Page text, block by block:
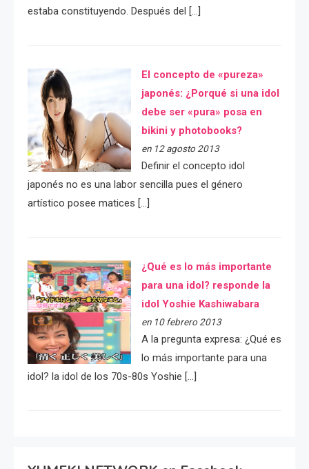
estaba constituyendo. Después del […]
El concepto de «pureza»
japonés: ¿Porqué si una idol
debe ser «pura» posa en
bikini y photobooks?
en 12 agosto 2013
Definir el concepto idol
japonés no es una labor sencilla pues el género
artístico posee matices […]
¿Qué es lo más importante
para una idol? responde la
idol Yoshie Kashiwabara
en 10 febrero 2013
A la pregunta expresa: ¿Qué es
lo más importante para una
idol? la idol de los 70s-80s Yoshie […]